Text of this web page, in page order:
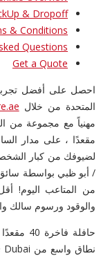
& Dropoff
& Conditions
Questions
Get a Quote
احصل على أفضل تجربة
المتحدة من خلال
مقعدًا ، على مدار
لضيوفك من كبار
/ أبو ظبي بواسطة
من المتاعب اليوم!
والوقود ورسوم سالك
حافلة